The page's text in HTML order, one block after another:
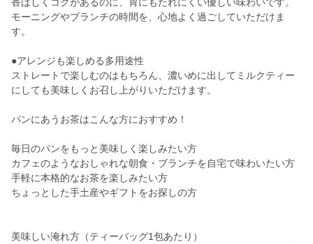
モーニングやブランチの時間を、心地よく過ごしていただけま
す。
●アレンジも楽しめる多用途性
ストレートで楽しむのはもちろん、濃いめに出してミルクティー
にしても美味しくお召し上がりいただけます。
パンにあうお茶はこんな方におすすめ！
毎日のパンをもっと美味しく楽しみたい方
カフェのようなおしゃれな朝食・ブランチを自宅で味わいたい方
手軽に本格的なお茶を楽しみたい方
ちょっとした手土産やギフトをお探しの方
美味しい淹れ方（ティーバッグ1包あたり）